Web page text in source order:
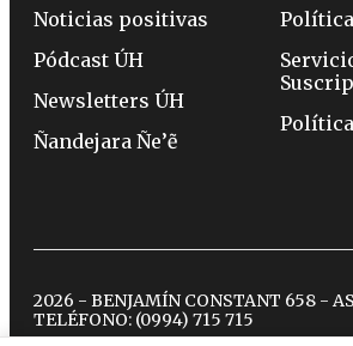
Noticias positivas
Pódcast ÚH
Newsletters ÚH
Ñandejara Ñe’ẽ
2026 - BENJAMÍN CONSTANT 658 -
TELÉFONO: (0994) 715 715